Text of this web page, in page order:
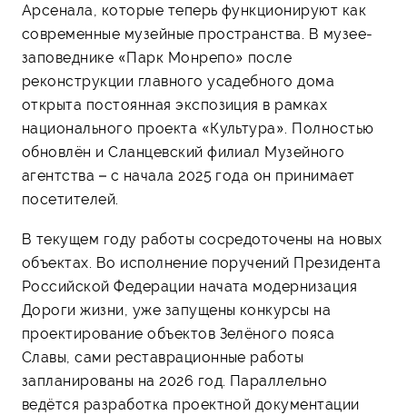
Арсенала, которые теперь функционируют как
современные музейные пространства. В музее-
заповеднике «Парк Монрепо» после
реконструкции главного усадебного дома
открыта постоянная экспозиция в рамках
национального проекта «Культура». Полностью
обновлён и Сланцевский филиал Музейного
агентства – с начала 2025 года он принимает
посетителей.
В текущем году работы сосредоточены на новых
объектах. Во исполнение поручений Президента
Российской Федерации начата модернизация
Дороги жизни, уже запущены конкурсы на
проектирование объектов Зелёного пояса
Славы, сами реставрационные работы
запланированы на 2026 год. Параллельно
ведётся разработка проектной документации